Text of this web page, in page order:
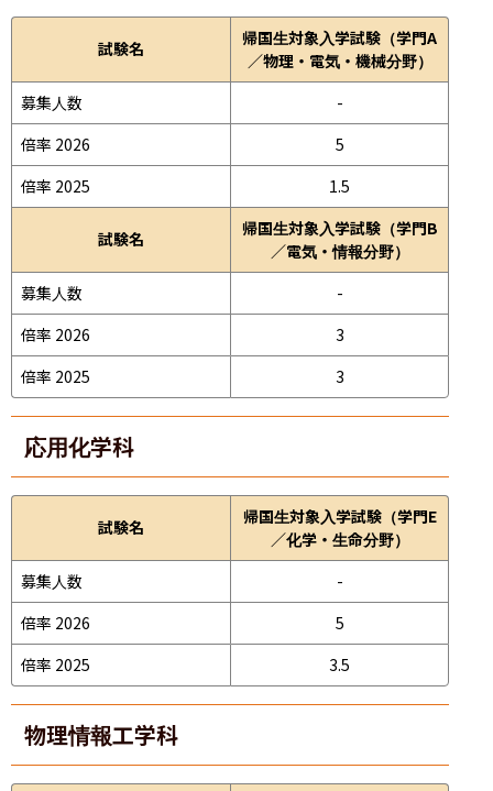
試験名
帰国生対象入学試験（学門A
／物理・電気・機械分野）
募集人数
-
倍率 2026
5
倍率 2025
1.5
試験名
帰国生対象入学試験（学門B
／電気・情報分野）
募集人数
-
倍率 2026
3
倍率 2025
3
応用化学科
試験名
帰国生対象入学試験（学門E
／化学・生命分野）
募集人数
-
倍率 2026
5
倍率 2025
3.5
物理情報工学科